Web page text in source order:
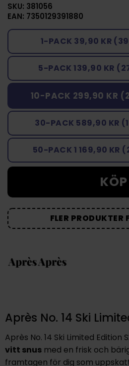
SKU: 381056
EAN: 7350129391880
1-PACK 39,90 KR
5-PACK 139,90 KR
10-PACK 299,90 KR
30-PACK 589,90 KR
50-PACK 1 169,90 KR
KÖP
FLER PRODUKTER
Après No. 14 Ski
Après No. 14 Ski Limited Edition
vitt snusmed en frisk och
framtagen för dig som